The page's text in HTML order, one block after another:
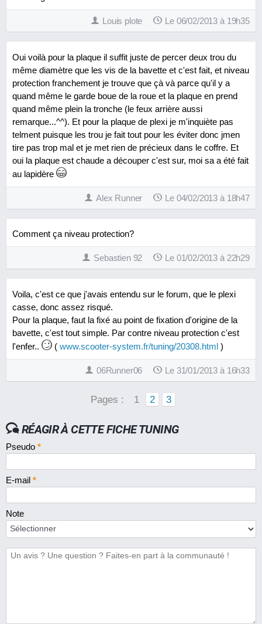
Louis plote Le 06/02/2013 à 19h35
Oui voilà pour la plaque il suffit juste de percer deux trou du
même diamètre que les vis de la bavette et c'est fait, et niveau
protection franchement je trouve que çà và parce qu'il y a
quand même le garde boue de la roue et la plaque en prend
quand même plein la tronche (le feux arrière aussi
remarque...^^). Et pour la plaque de plexi je m'inquiète pas
telment puisque les trou je fait tout pour les éviter donc jmen
tire pas trop mal et je met rien de précieux dans le coffre. Et
oui la plaque est chaude a découper c'est sur, moi sa a été fait
au lapidère
Alex Runner Le 04/02/2013 à 18h47
Comment ça niveau protection?
Sebastien 92 Le 01/02/2013 à 22h29
Voila, c'est ce que j'avais entendu sur le forum, que le plexi
casse, donc assez risqué.
Pour la plaque, faut la fixé au point de fixation d'origine de la
bavette, c'est tout simple. Par contre niveau protection c'est
l'enfer..
( www.scooter-system.fr/tuning/20308.html )
06Runner06 Le 31/01/2013 à 16h33
Pages : 1 2 3
RÉAGIR À CETTE FICHE TUNING
Pseudo *
E-mail *
Note